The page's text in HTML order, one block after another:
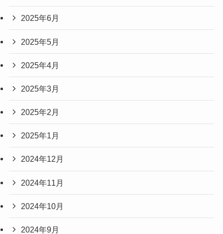
2025年6月
2025年5月
2025年4月
2025年3月
2025年2月
2025年1月
2024年12月
2024年11月
2024年10月
2024年9月